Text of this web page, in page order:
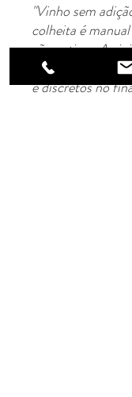
"Vinho sem
colheita é
são nativas. A
cachos inteiros
e discretos no